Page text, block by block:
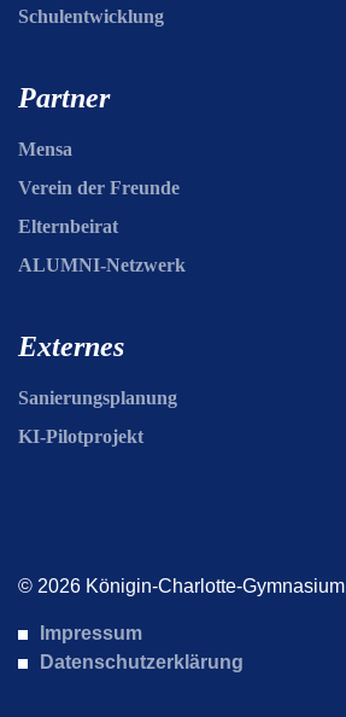
Schulentwicklung
Partner
Mensa
Verein der Freunde
Elternbeirat
ALUMNI-Netzwerk
Externes
Sanierungsplanung
KI-Pilotprojekt
Impressum
Datenschutzerklärung
© 2026 Königin-Charlotte-Gymnasium